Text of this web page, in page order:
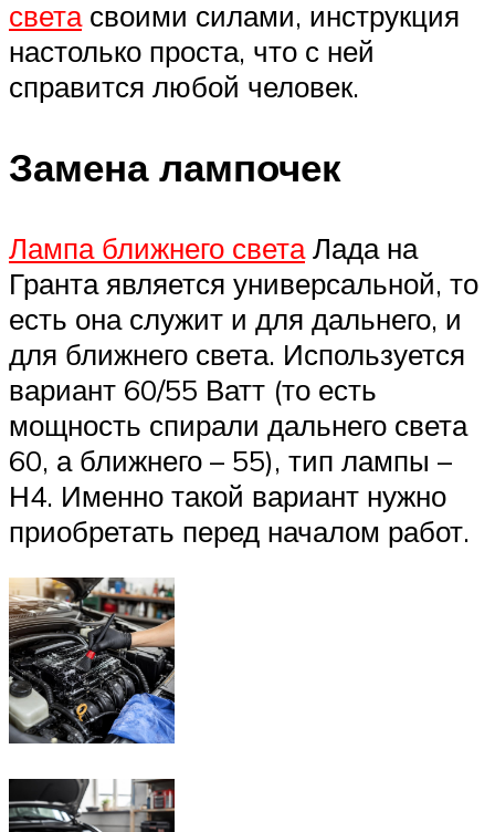
светасвоими силами, инструкция
настолько проста, что с ней
справится любой человек.
Замена лампочек
Лампа ближнего светаЛада на
Гранта является универсальной, то
есть она служит и для дальнего, и
для ближнего света. Используется
вариант 60/55 Ватт (то есть
мощность спирали дальнего света
60, а ближнего – 55), тип лампы –
Н4. Именно такой вариант нужно
приобретать перед началом работ.